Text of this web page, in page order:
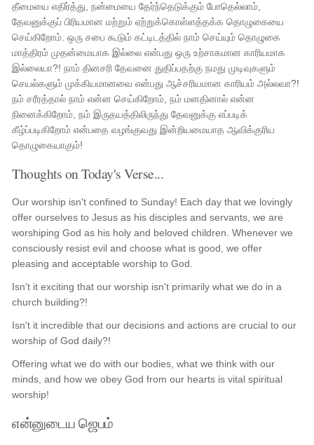
தீமையை எதிர்த்து, நன்மையை தேர்ந்தெடுக்கும் போதெல்லாம்,
தேவனுக்குப் பிரியமான மற்றும் ஏற்றுக்கொள்ளத்தக்க தொழுகையை
செய்கிறோம். ஒரு சபை கூடும் கட்டிடத்தில் நாம் செய்யும் தொழுகை
மாத்திரம் முதன்மையாக இல்லை என்பது ஒரு உற்சாகமான காரியமாக
இல்லையா?! நாம் தினசரி தேவனை துதிப்பதற்கு நமது முடிவுகளும்
செயல்களும் முக்கியமானவை என்பது ஆச்சரியமான காரியம் அல்லவா?!
நம் சரீரத்தால் நாம் என்ன செய்கிறோம், நம் மனதினால் என்ன
நினைக்கிறோம், நம் இருதயத்திலிருந்து தேவனுக்கு எப்படிக்
கீழ்ப்படிகிறோம் என்பதை வழங்குவது இன்றியமையாத ஆவிக்குரிய
தொழுகையாகும்!
Thoughts on Today's Verse...
Our worship isn't confined to Sunday! Each day that we lovingly
offer ourselves to Jesus as his disciples and servants, we are
worshiping God as his holy and beloved children. Whenever we
consciously resist evil and choose what is good, we offer
pleasing and acceptable worship to God.
Isn't it exciting that our worship isn't primarily what we do in a
church building?!
Isn't it incredible that our decisions and actions are crucial to our
worship of God daily?!
Offering what we do with our bodies, what we think with our
minds, and how we obey God from our hearts is vital spiritual
worship!
என்னுடைய ஜெபம்